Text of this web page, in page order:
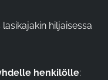
hiljaisessa
henkilölle: